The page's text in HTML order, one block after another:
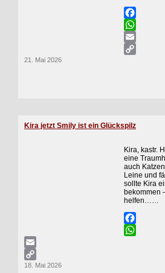
Facebook
WhatsApp
Email
Copy
21. Mai 2026
Kira jetzt Smily ist ein Glückspilz
Kira, kastr.
eine
auch
Leine und
sollte Kira
bekommen
helfen……
Facebook
WhatsApp
Email
Copy
18. Mai 2026